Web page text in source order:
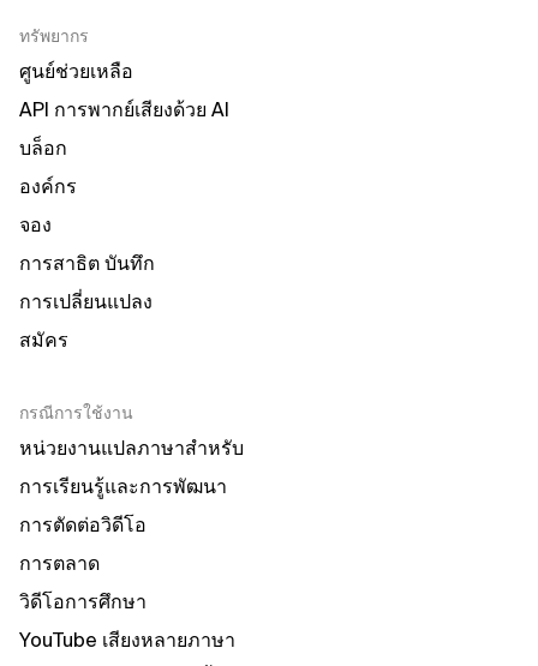
ทรัพยากร
ศูนย์ช่วยเหลือ
API การพากย์เสียงด้วย AI
บล็อก
องค์กร
จอง
การสาธิต บันทึก
การเปลี่ยนแปลง
สมัคร
กรณีการใช้งาน
หน่วยงานแปลภาษาสำหรับ
การเรียนรู้และการพัฒนา
การตัดต่อวิดีโอ
การตลาด
วิดีโอการศึกษา
YouTube เสียงหลายภาษา